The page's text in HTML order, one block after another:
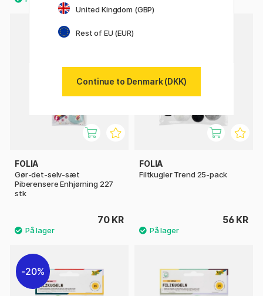
FOLIA
Gør-det-selv-sæt
Piberensere Enhjørning 227
stk
70 KR
FOLIA
Filtkugler Trend 25-pack
56 KR
20%
United Kingdom (GBP)
Rest of EU (EUR)
Continue to Denmark (DKK)